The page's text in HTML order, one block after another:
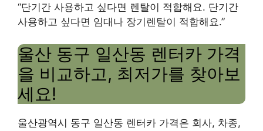
“단기간 사용하고 싶다면 렌탈이 적합해요. 단기간
사용하고 싶다면 임대나 장기렌탈이 적합해요.”
울산 동구 일산동 렌터카 가격
을 비교하고, 최저가를 찾아보
세요!
울산광역시 동구 일산동 렌터카 가격은 회사, 차종,